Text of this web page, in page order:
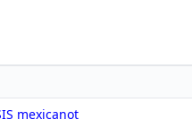
mexicanot